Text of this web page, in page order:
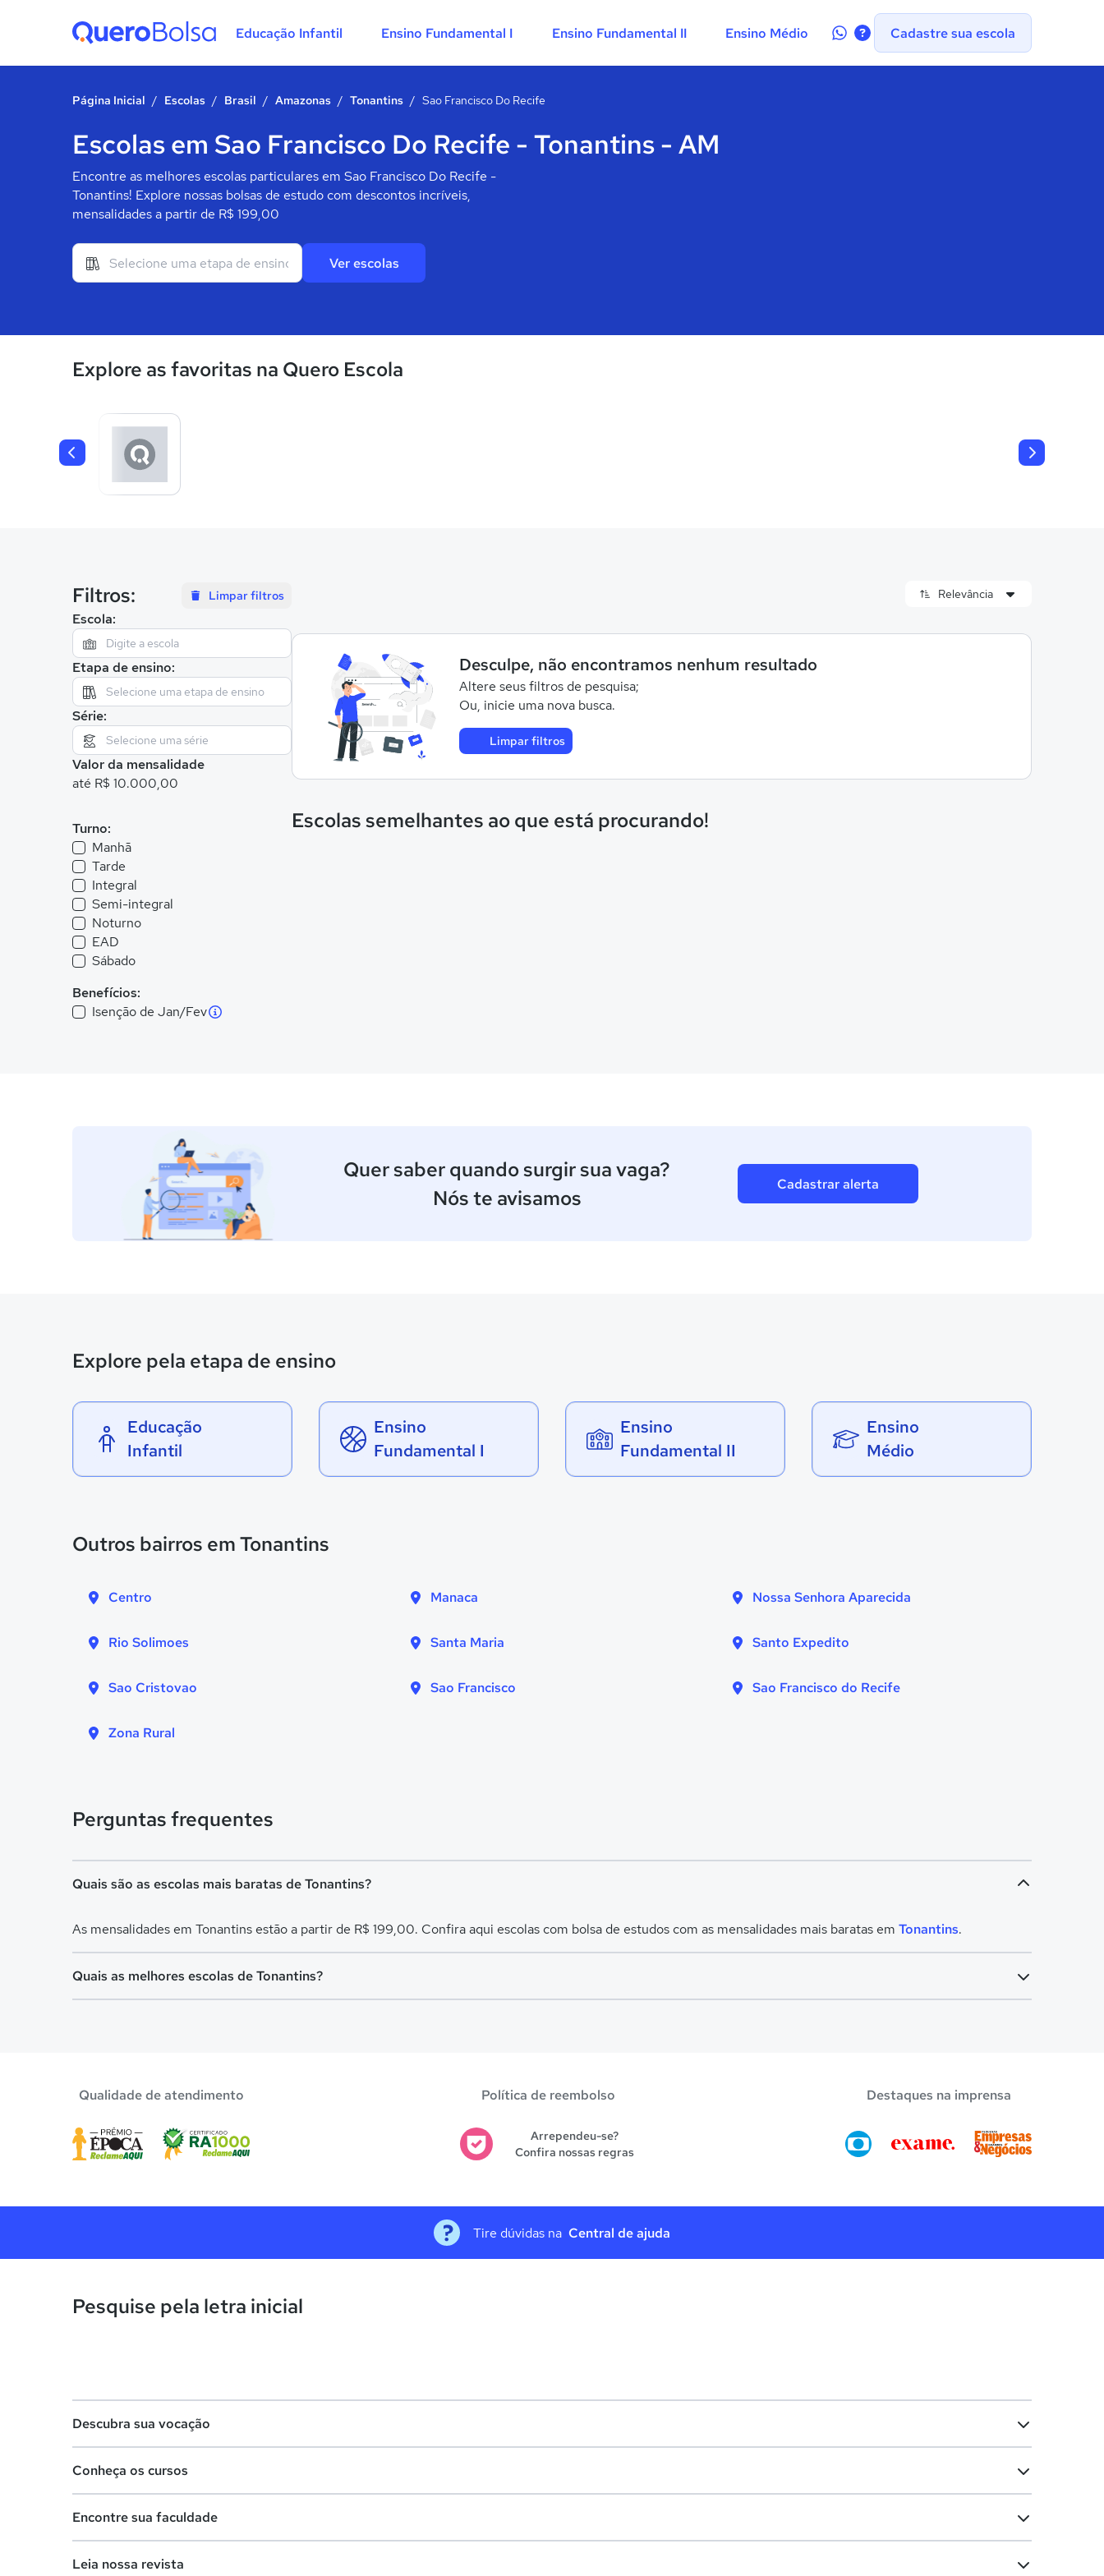
Educação Infantil Ensino Fundamental I Ensino Fundamental II Ensino Médio
Contate-
no
Cadastre sua escola
Página Inicial / Escolas / Brasil / Amazonas / Tonantins / Sao Francisco Do Recife
Escolas em Sao Francisco Do Recife - Tonantins - AM
Encontre as melhores escolas particulares em Sao Francisco Do Recife -
Tonantins! Explore nossas bolsas de estudo com descontos incríveis,
mensalidades a partir de R$ 199,00
Ver escolas
Explore as favoritas na Quero Escola
Filtros: Limpar filtros
Escola:
Etapa de ensino:
Série:
Valor da mensalidade
até R$ 10.000,00
Turno:
Manhã
Tarde
Integral
Semi-integral
Noturno
EAD
Sábado
Benefícios:
Isenção de Jan/Fev
Desculpe, não encontramos nenhum resultado
Altere seus filtros de pesquisa;
Ou, inicie uma nova busca.
Limpar filtros
Escolas semelhantes ao que está procurando!
Quer saber quando surgir sua vaga?
Nós te avisamos
Cadastrar alerta
Explore pela etapa de ensino
Educação
Infantil
Ensino
Fundamental I
Ensino
Fundamental II
Ensino
Médio
Outros bairros em Tonantins
Centro Manaca Nossa Senhora Aparecida
Rio Solimoes Santa Maria Santo Expedito
Sao Cristovao Sao Francisco Sao Francisco do Recife
Zona Rural
Perguntas frequentes
Quais são as escolas mais baratas de Tonantins?
As mensalidades em Tonantins estão a partir de R$ 199,00. Confira aqui escolas com bolsa de estudos com as mensalidades mais baratas em Tonantins.
Quais as melhores escolas de Tonantins?
Qualidade de atendimento Política de reembolso
Arrependeu-se?
Confira nossas regras
Destaques na imprensa
Tire dúvidas na Central de ajuda
Pesquise pela letra inicial
Descubra sua vocação
Lista de profissões
Conheça os cursos
Cursos de graduação
Encontre sua faculdade
Leia nossa revista